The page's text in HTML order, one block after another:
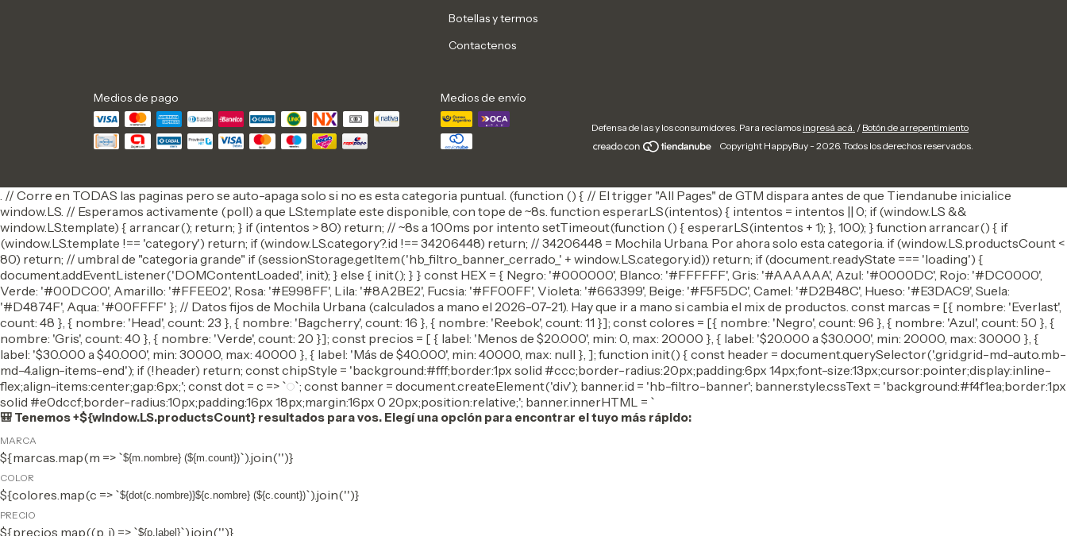
Botellas y termos
Contactenos
Medios de pago Medios de envío
Defensa de las y los consumidores. Para reclamos ingresá acá. / Botón de arrepentimiento
Copyright HappyBuy - 2026. Todos los derechos reservados.
. // Corre en TODAS las paginas pero se auto-apaga solo si no es esta categoria puntual. (function () { // El trigger "All Pages" de GTM dispara antes de que Tiendanube inicialice
window.LS. // Esperamos activamente (poll) a que LS.template este disponible, con tope de ~8s. function esperarLS(intentos) { intentos = intentos || 0; if (window.LS &&
window.LS.template) { arrancar(); return; } if (intentos > 80) return; // ~8s a 100ms por intento setTimeout(function () { esperarLS(intentos + 1); }, 100); } function arrancar() { if
(window.LS.template !== 'category') return; if (window.LS.category?.id !== 34206448) return; // 34206448 = Mochila Urbana. Por ahora solo esta categoria. if (window.LS.productsCount <
80) return; // umbral de "categoria grande" if (sessionStorage.getItem('hb_filtro_banner_cerrado_' + window.LS.category.id)) return; if (document.readyState === 'loading') {
document.addEventListener('DOMContentLoaded', init); } else { init(); } } const HEX = { Negro: '#000000', Blanco: '#FFFFFF', Gris: '#AAAAAA', Azul: '#0000DC', Rojo: '#DC0000',
Verde: '#00DC00', Amarillo: '#FFEE02', Rosa: '#E998FF', Lila: '#8A2BE2', Fucsia: '#FF00FF', Violeta: '#663399', Beige: '#F5F5DC', Camel: '#D2B48C', Hueso: '#E3DAC9', Suela:
'#D4874F', Aqua: '#00FFFF' }; // Datos fijos de Mochila Urbana (calculados a mano el 2026-07-21). Hay que ir a mano si cambia el mix de productos. const marcas = [{ nombre: 'Everlast',
count: 48 }, { nombre: 'Head', count: 23 }, { nombre: 'Bagcherry', count: 16 }, { nombre: 'Reebok', count: 11 }]; const colores = [{ nombre: 'Negro', count: 96 }, { nombre: 'Azul', count: 50 }, {
nombre: 'Gris', count: 40 }, { nombre: 'Verde', count: 20 }]; const precios = [ { label: 'Menos de $20.000', min: 0, max: 20000 }, { label: '$20.000 a $30.000', min: 20000, max: 30000 }, {
label: '$30.000 a $40.000', min: 30000, max: 40000 }, { label: 'Más de $40.000', min: 40000, max: null }, ]; function init() { const header = document.querySelector('.grid.grid-md-auto.mb-
md-4.align-items-end'); if (!header) return; const chipStyle = 'background:#fff;border:1px solid #ccc;border-radius:20px;padding:6px 14px;font-size:13px;cursor:pointer;display:inline-
flex;align-items:center;gap:6px;'; const dot = c => ` `; const banner = document.createElement('div'); banner.id = 'hb-filtro-banner'; banner.style.cssText = 'background:#f4f1ea;border:1px
solid #e0dccf;border-radius:10px;padding:16px 18px;margin:16px 0 20px;position:relative;'; banner.innerHTML = `
🎒 Tenemos +${window.LS.productsCount} resultados para vos. Elegí una opción para encontrar el tuyo más rápido:
MARCA
${marcas.map(m => `${m.nombre} (${m.count})`).join('')}
COLOR
${colores.map(c => `${dot(c.nombre)}${c.nombre} (${c.count})`).join('')}
PRECIO
${precios.map((p, i) => `${p.label}`).join('')}